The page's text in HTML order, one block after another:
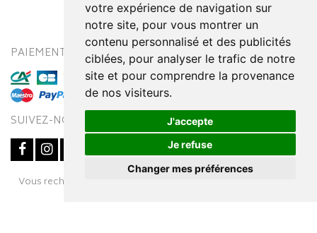
votre expérience de navigation sur
notre site, pour vous montrer un
contenu personnalisé et des publicités
ciblées, pour analyser le trafic de notre
site et pour comprendre la provenance
de nos visiteurs.
J'accepte
Je refuse
Changer mes préférences
PAIEMENT SÉCURISÉ MODES DE LIVRAISON
SUIVEZ-NOUS SUR
Vous recherchez un médicament ? Découvrez la pharmacie en